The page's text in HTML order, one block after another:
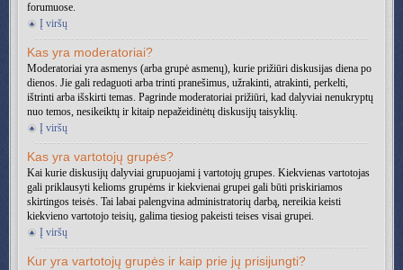
forumuose.
Į viršų
Kas yra moderatoriai?
Moderatoriai yra asmenys (arba grupė asmenų), kurie prižiūri diskusijas diena po
dienos. Jie gali redaguoti arba trinti pranešimus, užrakinti, atrakinti, perkelti,
ištrinti arba išskirti temas. Pagrinde moderatoriai prižiūri, kad dalyviai nenukryptų
nuo temos, nesikeiktų ir kitaip nepažeidinėtų diskusijų taisyklių.
Į viršų
Kas yra vartotojų grupės?
Kai kurie diskusijų dalyviai grupuojami į vartotojų grupes. Kiekvienas vartotojas
gali priklausyti kelioms grupėms ir kiekvienai grupei gali būti priskiriamos
skirtingos teisės. Tai labai palengvina administratorių darbą, nereikia keisti
kiekvieno vartotojo teisių, galima tiesiog pakeisti teises visai grupei.
Į viršų
Kur yra vartotojų grupės ir kaip prie jų prisijungti?